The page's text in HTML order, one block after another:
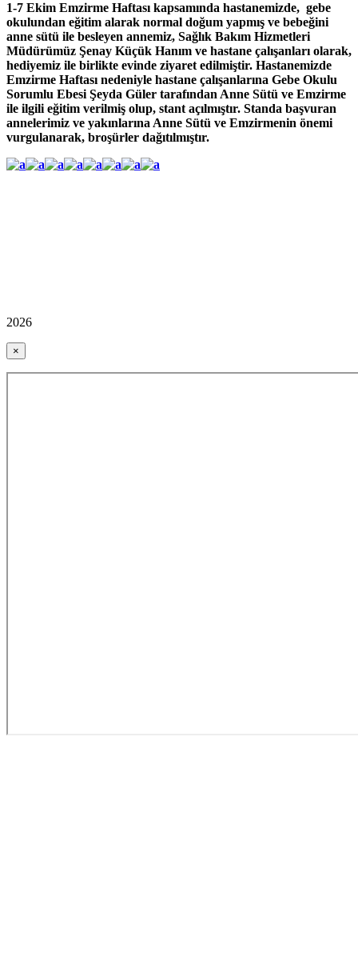
1-7 Ekim Emzirme Haftası kapsamında hastanemizde, gebe
okulundan eğitim alarak normal doğum yapmış ve bebeğini
anne sütü ile besleyen annemiz, Sağlık Bakım Hizmetleri
Müdürümüz Şenay Küçük Hanım ve hastane çalışanları olarak,
hediyemiz ile birlikte evinde ziyaret edilmiştir. Hastanemizde
Emzirme Haftası nedeniyle hastane çalışanlarına Gebe Okulu
Sorumlu Ebesi Şeyda Güler tarafından Anne Sütü ve Emzirme
ile ilgili eğitim verilmiş olup, stant açılmıştır. Standa başvuran
annelerimiz ve yakınlarına Anne Sütü ve Emzirmenin önemi
vurgulanarak, broşürler dağıtılmıştır.
2026
×